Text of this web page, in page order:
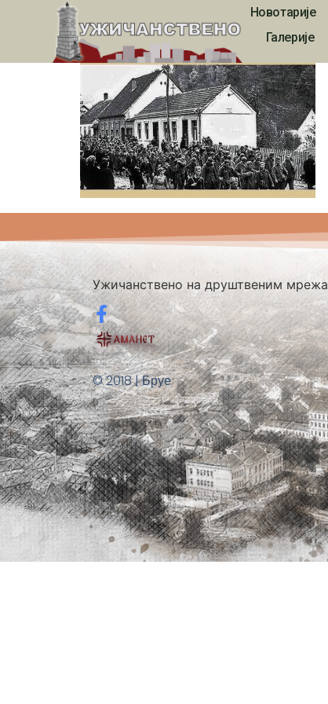
Новотарије
Галерије
1327
Ужичанствено на друштвеним
© 2018 | Бруе